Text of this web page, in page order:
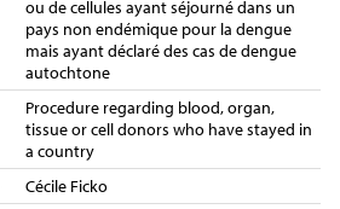
ou de cellules ayant séjourné dans un
pays non endémique pour la dengue
mais ayant déclaré des cas de dengue
autochtone
Procedure regarding blood, organ,
tissue or cell donors who have stayed in
a country
Cécile Ficko